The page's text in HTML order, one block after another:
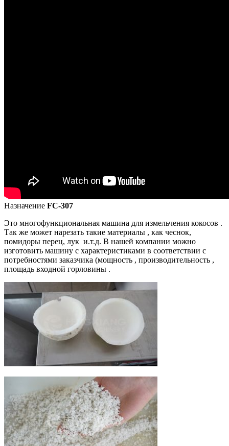
Назначение FC-307
Это многофункциональная машина для измельчения кокосов .
Так же может нарезать такие материалы , как чеснок,
помидоры перец, лук и.т.д. В нашей компании можно
изготовить машину с характеристиками в соответствии с
потребностями заказчика (мощность , производительность ,
площадь входной горловины .